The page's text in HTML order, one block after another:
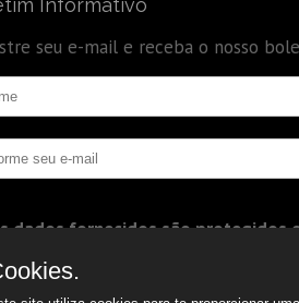
Informativo
seu e-mail e receba o nosso
dados fornecidos são protegidos